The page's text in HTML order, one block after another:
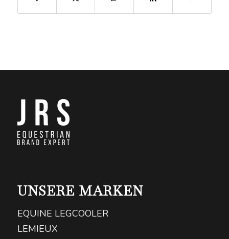
UNSERE MARKEN
EQUINE LEGCOOLER
LEMIEUX